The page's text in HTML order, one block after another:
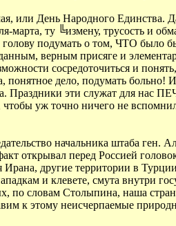
или День Народного
ту ╚измену, трусость и
подумать о том, ЧТО было
верным присяге и
сосредоточиться и
понятное дело, подумать
Праздники эти служат для
уж точно ничего не
начальника штаба ген.
открывал перед Россией
другие территории в
и клевете, смута внутри
по словам Столыпина, наша
к этому неисчерпаемые